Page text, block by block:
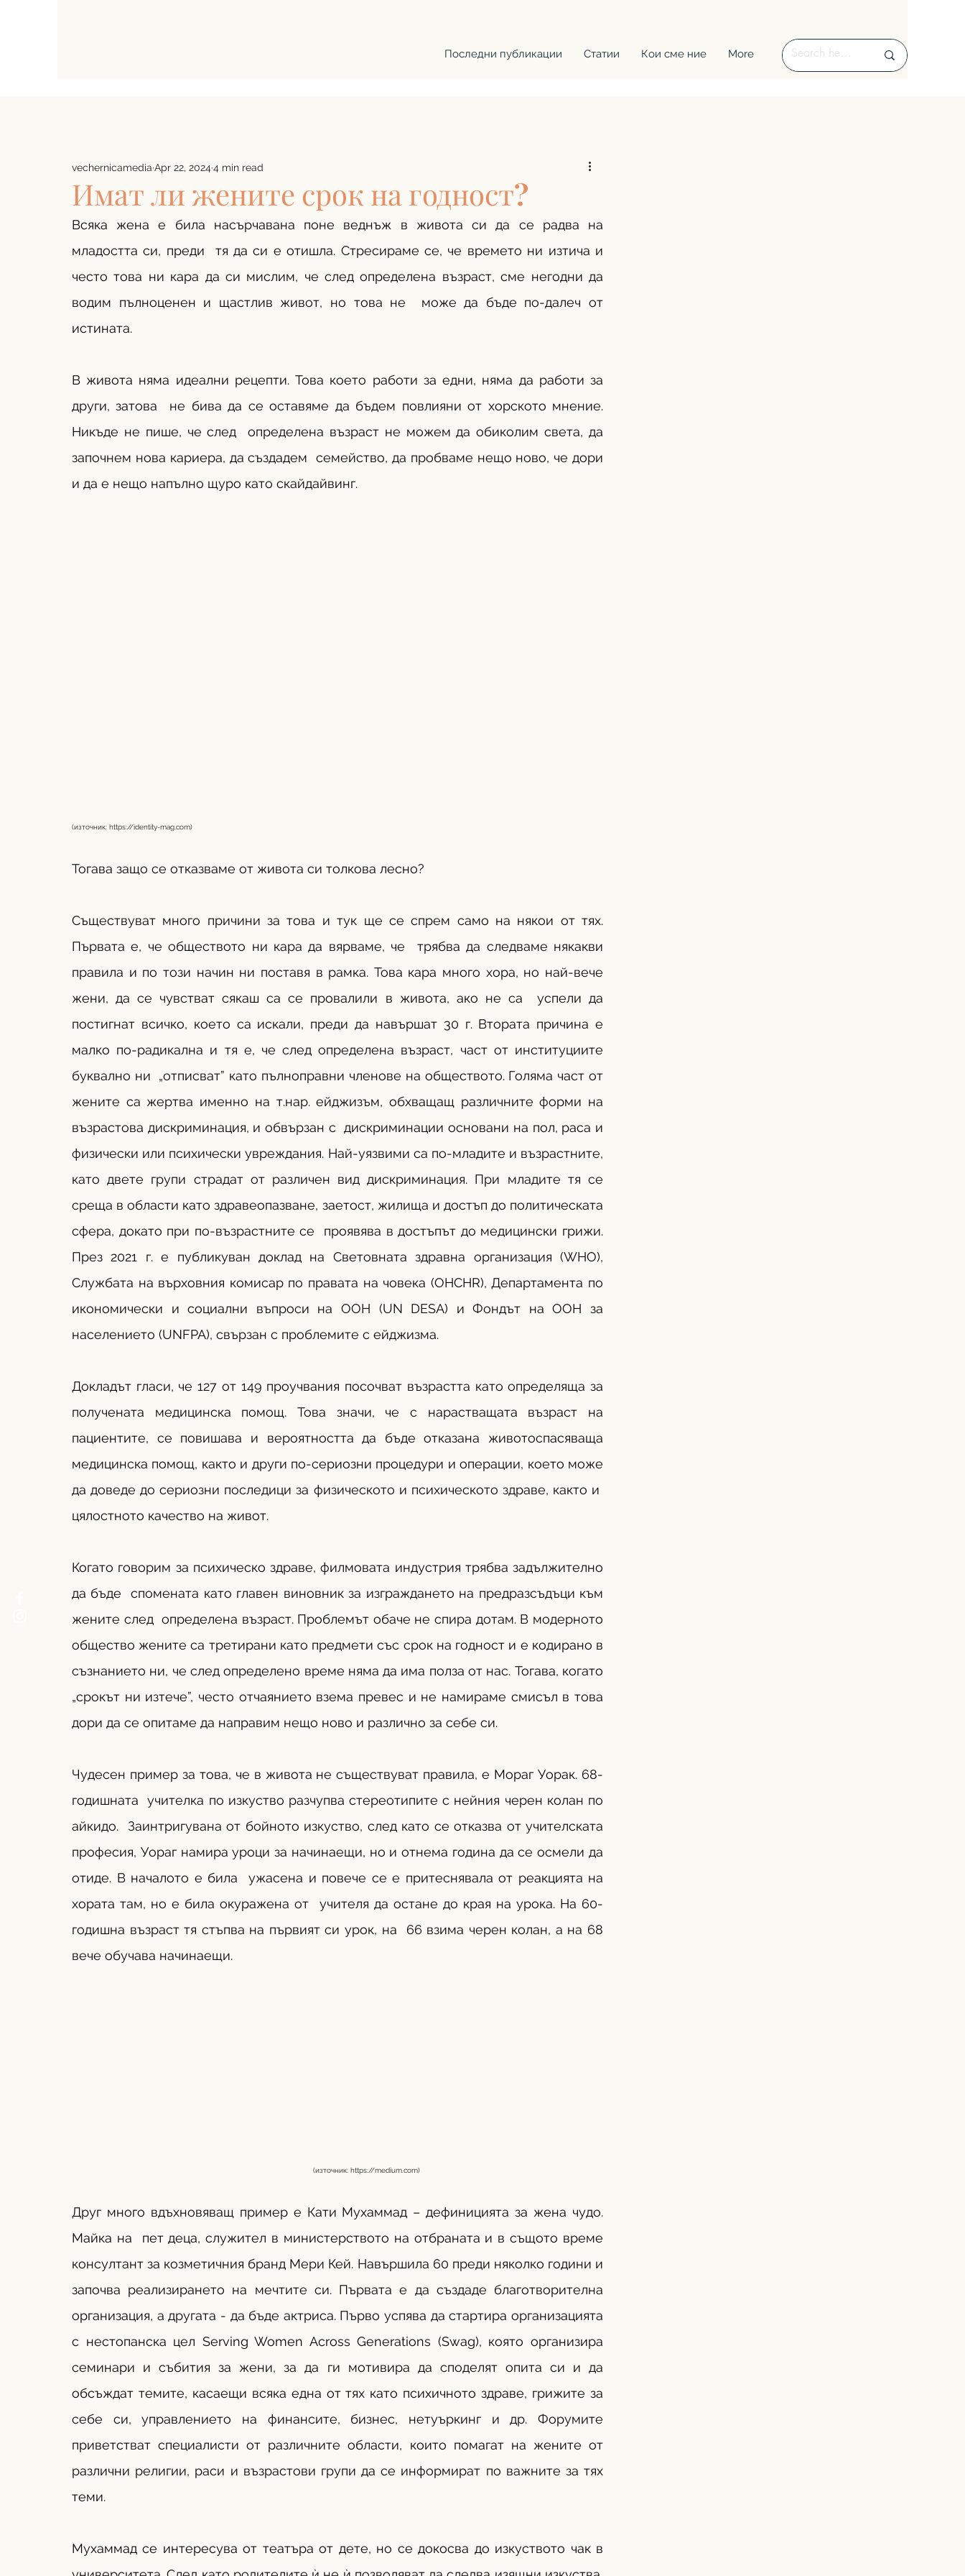
Последни публикации Статии Кои сме ние More
Имат ли жените срок на годност?
vechernicamedia Apr 22, 2024 4 min read
Всяка жена е била насърчавана поне веднъж в живота си да се радва на
младостта си, преди  тя да си е отишла. Стресираме се, че времето ни изтича и
често това ни кара да си мислим, че след определена възраст, сме негодни да
водим пълноценен и щастлив живот, но това не  може да бъде по-далеч от
истината.
В живота няма идеални рецепти. Това което работи за едни, няма да работи за
други, затова  не бива да се оставяме да бъдем повлияни от хорското мнение.
Никъде не пише, че след  определена възраст не можем да обиколим света, да
започнем нова кариера, да създадем  семейство, да пробваме нещо ново, че дори
и да е нещо напълно щуро като скайдайвинг.
(източник: https://identity-mag.com)
Тогава защо се отказваме от живота си толкова лесно?
Съществуват много причини за това и тук ще се спрем само на някои от тях.
Първата е, че обществото ни кара да вярваме, че  трябва да следваме някакви
правила и по този начин ни поставя в рамка. Това кара много хора, но най-вече
жени, да се чувстват сякаш са се провалили в живота, ако не са  успели да
постигнат всичко, което са искали, преди да навършат 30 г. Втората причина е
малко по-радикална и тя е, че след определена възраст, част от институциите
буквално ни  „отписват” като пълноправни членове на обществото. Голяма част от
жените са жертва именно на т.нар. ейджизъм, обхващащ различните форми на
възрастова дискриминация, и обвързан с  дискриминации основани на пол, раса и
физически или психически увреждания. Най-уязвими са по-младите и възрастните,
като двете групи страдат от различен вид дискриминация. При младите тя се
среща в области като здравеопазване, заетост, жилища и достъп до политическата
сфера, докато при по-възрастните се  проявява в достъпът до медицински грижи.
През 2021 г. е публикуван доклад на Световната здравна организация (WHO),
Службата на върховния комисар по правата на човека (OHCHR), Департамента по
икономически и социални въпроси на ООН (UN DESA) и Фондът на ООН за
населението (UNFPA), свързан с проблемите с ейджизма.
Докладът гласи, че 127 от 149 проучвания посочват възрастта като определяща за
получената медицинска помощ. Това значи, че с нарастващата възраст на
пациентите, се повишава и вероятността да бъде отказана животоспасяваща
медицинска помощ, както и други по-сериозни процедури и операции, което може
да доведе до сериозни последици за физическото и психическото здраве, както и
цялостното качество на живот.
Когато говорим за психическо здраве, филмовата индустрия трябва задължително
да бъде  спомената като главен виновник за изграждането на предразсъдъци към
жените след  определена възраст. Проблемът обаче не спира дотам. В модерното
общество жените са третирани като предмети със срок на годност и е кодирано в
съзнанието ни, че след определено време няма да има полза от нас. Тогава, когато
„срокът ни изтече”, често отчаянието взема превес и не намираме смисъл в това
дори да се опитаме да направим нещо ново и различно за себе си.
Чудесен пример за това, че в живота не съществуват правила, е Мораг Уорак. 68-
годишната  учителка по изкуство разчупва стереотипите с нейния черен колан по
айкидо.  Заинтригувана от бойното изкуство, след като се отказва от учителската
професия, Уораг намира уроци за начинаещи, но и отнема година да се осмели да
отиде. В началото е била  ужасена и повече се е притеснявала от реакцията на
хората там, но е била окуражена от  учителя да остане до края на урока. На 60-
годишна възраст тя стъпва на първият си урок, на  66 взима черен колан, а на 68
вече обучава начинаещи.
                                                                                                                (източник:
https://medium.com)
Друг много вдъхновяващ пример е Кати Мухаммад – дефиницията за жена чудо.
Майка на  пет деца, служител в министерството на отбраната и в същото време
консултант за козметичния бранд Мери Кей. Навършила 60 преди няколко години и
започва реализирането на мечтите си. Първата е да създаде благотворителна
организация, а другата - да бъде актриса. Първо успява да стартира организацията
с нестопанска цел Serving Women Across Generations (Swag), която организира
семинари и събития за жени, за да ги мотивира да споделят опита си и да
обсъждат темите, касаещи всяка една от тях като психичното здраве, грижите за
себе си, управлението на финансите, бизнес, нетуъркинг и др. Форумите
приветстват специалисти от различните области, които помагат на жените от
различни религии, раси и възрастови групи да се информират по важните за тях
теми.
Мухаммад се интересува от театъра от дете, но се докосва до изкуството чак в